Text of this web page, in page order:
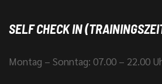
SELF CHECK IN
Montag – Sonntag: 07.00 – 22.00